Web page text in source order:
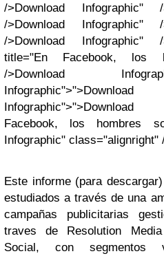
/>Download Infographic" /
/>Download Infographic" /
/>Download Infographic" /
title="En Facebook, los
/>Download
Infographic">">Download
Facebook, los hombres
Infographic" class="alignright"
Este informe (para
estudiados a través de una
campañas publicitarias
traves de Resolution
Social, con segmentos